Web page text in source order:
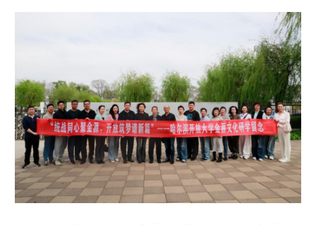
青海 宁夏
多语种频道
English Español Français عربى
Русский язык 日本語 한국어
Deutsch Português